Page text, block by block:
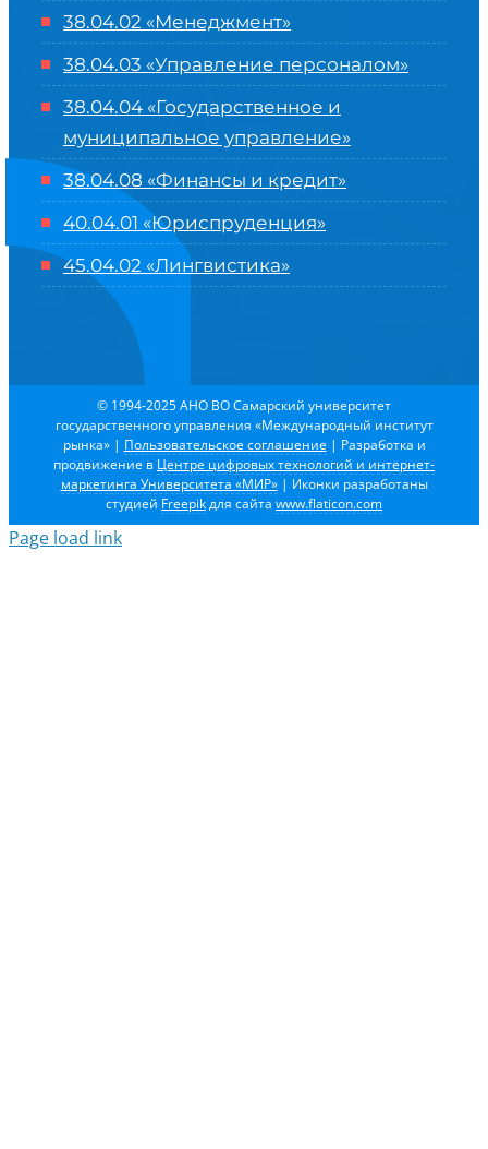
38.04.02 «Менеджмент»
38.04.03 «Управление персоналом»
38.04.04 «Государственное и
муниципальное управление»
38.04.08 «Финансы и кредит»
40.04.01 «Юриспруденция»
45.04.02 «Лингвистика»
© 1994-2025 АНО ВО Самарский университет
государственного управления «Международный институт
рынка» | Пользовательское соглашение | Разработка и
продвижение в Центре цифровых технологий и интернет-
маркетинга Университета «МИР»| Иконки разработаны
студией Freepikдля сайта www.flaticon.com
Page load link